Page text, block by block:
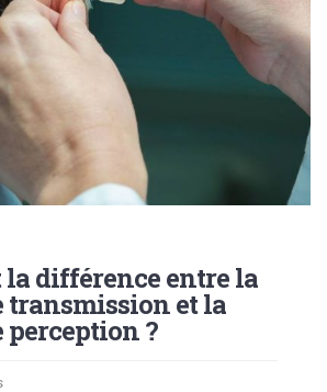
la différence entre la
transmission et la
perception ?